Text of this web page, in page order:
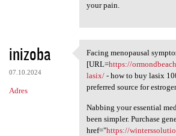
your pain.
inizoba
07.10.2024
Adres
Facing menopausal
Facing menopausal
[URL=https://
lasix/- how to buy lasix
preferred source for
Nabbing your essential
been simpler. Purchase
href="https://